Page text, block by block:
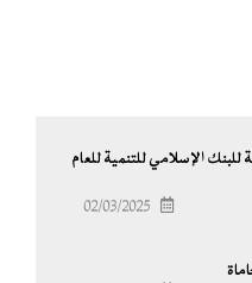
الإسلامي للتنمية للعام
02/03/2025